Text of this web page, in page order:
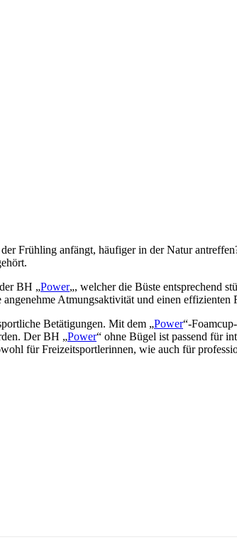
Frühling anfängt, häufiger in der Natur
BH „Power„, welcher die Büste entsprechend
Atmungsaktivität und einen effizienten
Betätigungen. Mit dem „Power“-
Der BH „Power“ ohne Bügel ist passend für
für Freizeitsportlerinnen, wie auch für